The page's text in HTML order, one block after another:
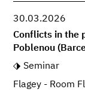
30.03.2026
Conflicts in the
Poblenou
Seminar
Flagey - Room